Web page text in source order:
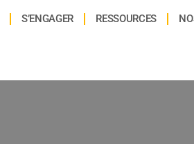
S’ENGAGER RESSOURCES